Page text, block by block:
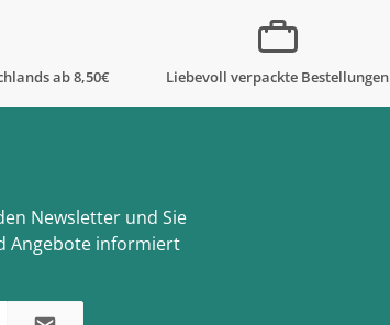
ab 8,50€ Liebevoll verpackte Bestellungen
Newsletter und Sie
Angebote informiert